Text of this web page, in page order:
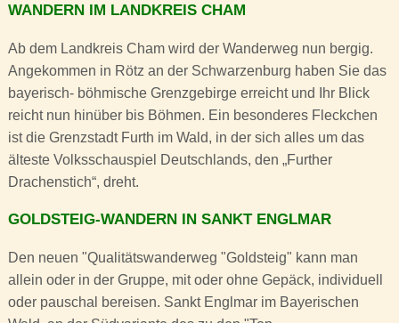
WANDERN IM LANDKREIS CHAM
Ab dem Landkreis Cham wird der Wanderweg nun bergig.
Angekommen in Rötz an der Schwarzenburg haben Sie das
bayerisch- böhmische Grenzgebirge erreicht und Ihr Blick
reicht nun hinüber bis Böhmen. Ein besonderes Fleckchen
ist die Grenzstadt Furth im Wald, in der sich alles um das
älteste Volksschauspiel Deutschlands, den „Further
Drachenstich“, dreht.
GOLDSTEIG-WANDERN IN SANKT ENGLMAR
Den neuen "Qualitätswanderweg "Goldsteig" kann man
allein oder in der Gruppe, mit oder ohne Gepäck, individuell
oder pauschal bereisen. Sankt Englmar im Bayerischen